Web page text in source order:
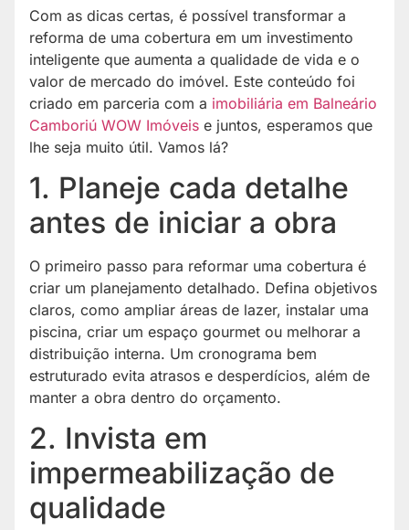
Com as dicas certas, é possível transformar a
reforma de uma cobertura em um investimento
inteligente que aumenta a qualidade de vida e o
valor de mercado do imóvel. Este conteúdo foi
criado em parceria com a imobiliária em Balneário
Camboriú WOW Imóveis e juntos, esperamos que
lhe seja muito útil. Vamos lá?
1. Planeje cada detalhe
antes de iniciar a obra
O primeiro passo para reformar uma cobertura é
criar um planejamento detalhado. Defina objetivos
claros, como ampliar áreas de lazer, instalar uma
piscina, criar um espaço gourmet ou melhorar a
distribuição interna. Um cronograma bem
estruturado evita atrasos e desperdícios, além de
manter a obra dentro do orçamento.
2. Invista em
impermeabilização de
qualidade